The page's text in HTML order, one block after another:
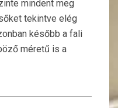
mindent meg
tekintve elég
később a fali
méretű is a